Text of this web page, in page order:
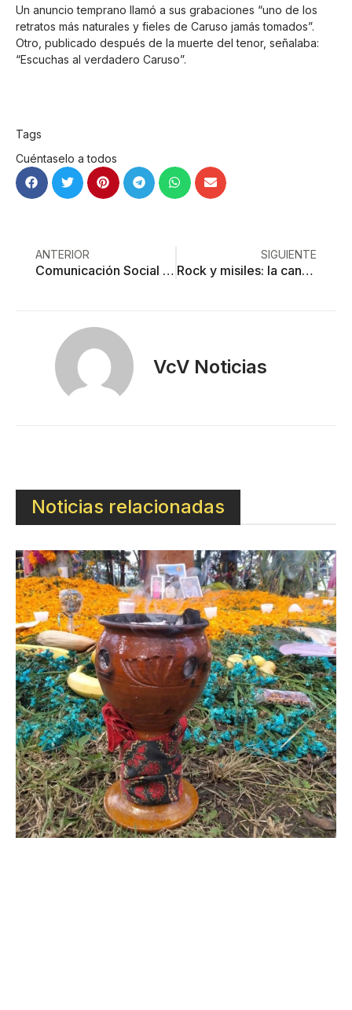
Un anuncio temprano llamó a sus grabaciones “uno de los
retratos más naturales y fieles de Caruso jamás tomados”.
Otro, publicado después de la muerte del tenor, señalaba:
“Escuchas al verdadero Caruso”.
Tags
Cuéntaselo a todos
ANTERIOR
Comunicación Social de Del Mazo: corren a un inepto pero llega sobrina de líder charro
SIGUIENTE
Rock y misiles: la canción atómica de Rush
VcV Noticias
Noticias relacionadas